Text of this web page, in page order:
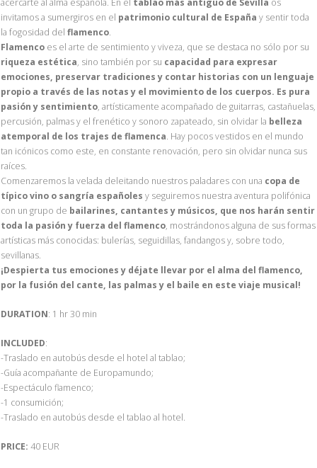
acercarte al alma española. En el tablao más antiguo de Sevilla os
invitamos a sumergiros en el patrimonio cultural de España y sentir toda
la fogosidad del flamenco.
Flamenco es el arte de sentimiento y viveza, que se destaca no sólo por su
riqueza estética, sino también por su capacidad para expresar
emociones, preservar tradiciones y contar historias con un lenguaje
propio a través de las notas y el movimiento de los cuerpos. Es pura
pasión y sentimiento, artísticamente acompañado de guitarras, castañuelas,
percusión, palmas y el frenético y sonoro zapateado, sin olvidar la belleza
atemporal de los trajes de flamenca. Hay pocos vestidos en el mundo
tan icónicos como este, en constante renovación, pero sin olvidar nunca sus
raíces.
Comenzaremos la velada deleitando nuestros paladares con una copa de
típico vino o sangría españoles y seguiremos nuestra aventura polifónica
con un grupo de bailarines, cantantes y músicos, que nos harán sentir
toda la pasión y fuerza del flamenco, mostrándonos alguna de sus formas
artísticas más conocidas: bulerías, seguidillas, fandangos y, sobre todo,
sevillanas.
¡Despierta tus emociones y déjate llevar por el alma del flamenco,
por la fusión del cante, las palmas y el baile en este viaje musical!
DURATION: 1 hr 30 min
INCLUDED:
-Traslado en autobús desde el hotel al tablao;
-Guía acompañante de Europamundo;
-Espectáculo flamenco;
-1 consumición;
-Traslado en autobús desde el tablao al hotel.
PRICE: 40 EUR